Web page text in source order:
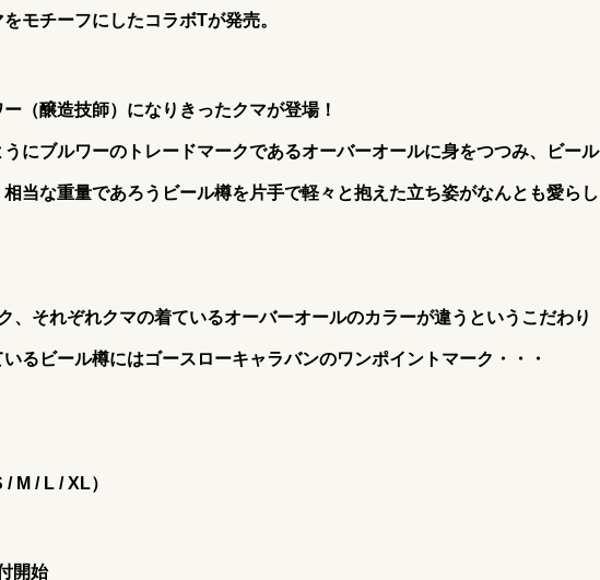
モチーフにしたコラボTが発売。
（醸造技師）になりきったクマが登場！
にブルワーのトレードマークであるオーバーオールに身をつつみ、ビール
当な重量であろうビール樽を片手で軽々と抱えた立ち姿がなんとも愛らし
、それぞれクマの着ているオーバーオールのカラーが違うというこだわり
るビール樽にはゴースローキャラバンのワンポイントマーク・・・
M / L / XL）
開始